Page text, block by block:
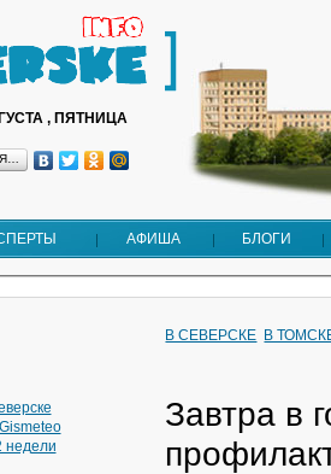
, ПЯТНИЦА
АФИША БЛОГИ
Gismeteo
недели
В СЕВЕРСКЕ В
Завтра в